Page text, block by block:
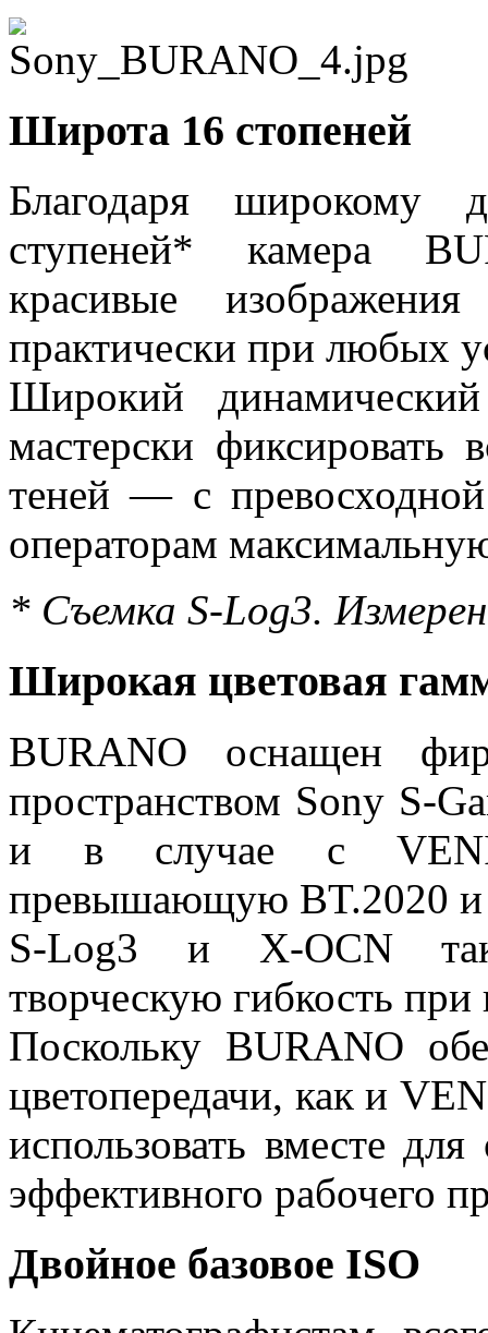
Широта 16 стопеней
Благодаря широкому
ступеней* камера
красивые
практически при любых
Широкий
мастерски
теней — с превосходной
операторам
* Съемка S-Log3.
Широкая цветовая
BURANO оснащен
пространством Sony S-
и в случае с
превышающую BT.2020 и
S-Log3 и X-OCN
творческую гибкость при
Поскольку BURANO
цветопередачи, как и
использовать вместе
эффективного рабочего
Двойное базовое ISO